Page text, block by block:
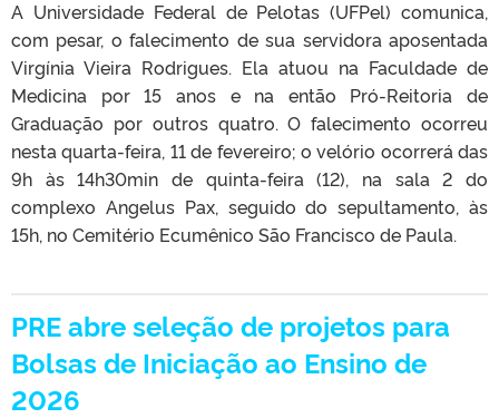
A Universidade Federal de Pelotas (UFPel) comunica,
com pesar, o falecimento de sua servidora aposentada
Virgínia Vieira Rodrigues. Ela atuou na Faculdade de
Medicina por 15 anos e na então Pró-Reitoria de
Graduação por outros quatro. O falecimento ocorreu
nesta quarta-feira, 11 de fevereiro; o velório ocorrerá das
9h às 14h30min de quinta-feira (12), na sala 2 do
complexo Angelus Pax, seguido do sepultamento, às
15h, no Cemitério Ecumênico São Francisco de Paula.
PRE abre seleção de projetos para
Bolsas de Iniciação ao Ensino de
2026